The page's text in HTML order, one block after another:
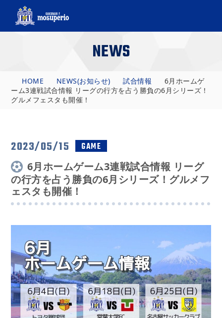
NEWS
HOME NEWS(お知らせ) 試合情報
6月ホームゲ
ーム3連戦試合情報 リーグの行方を占う勝負の6月シリーズ！
グルメフェスタも開催！
2023/05/15 GAME
6月ホームゲーム3連戦試合情報 リーグ
の行方を占う勝負の6月シリーズ！グルメフ
ェスタも開催！